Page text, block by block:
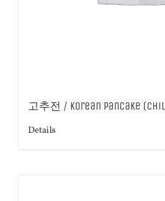
고추전 / Korean Pancake
Details